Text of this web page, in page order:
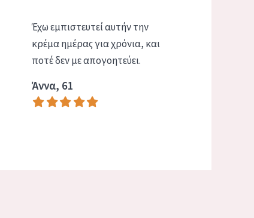
Έχω εμπιστευτεί αυτήν την
κρέμα ημέρας για χρόνια, και
ποτέ δεν με απογοητεύει.
Άννα, 61